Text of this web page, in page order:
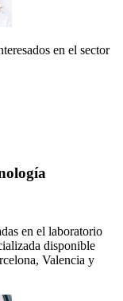
en el sector
en el laboratorio
disponible
Valencia y